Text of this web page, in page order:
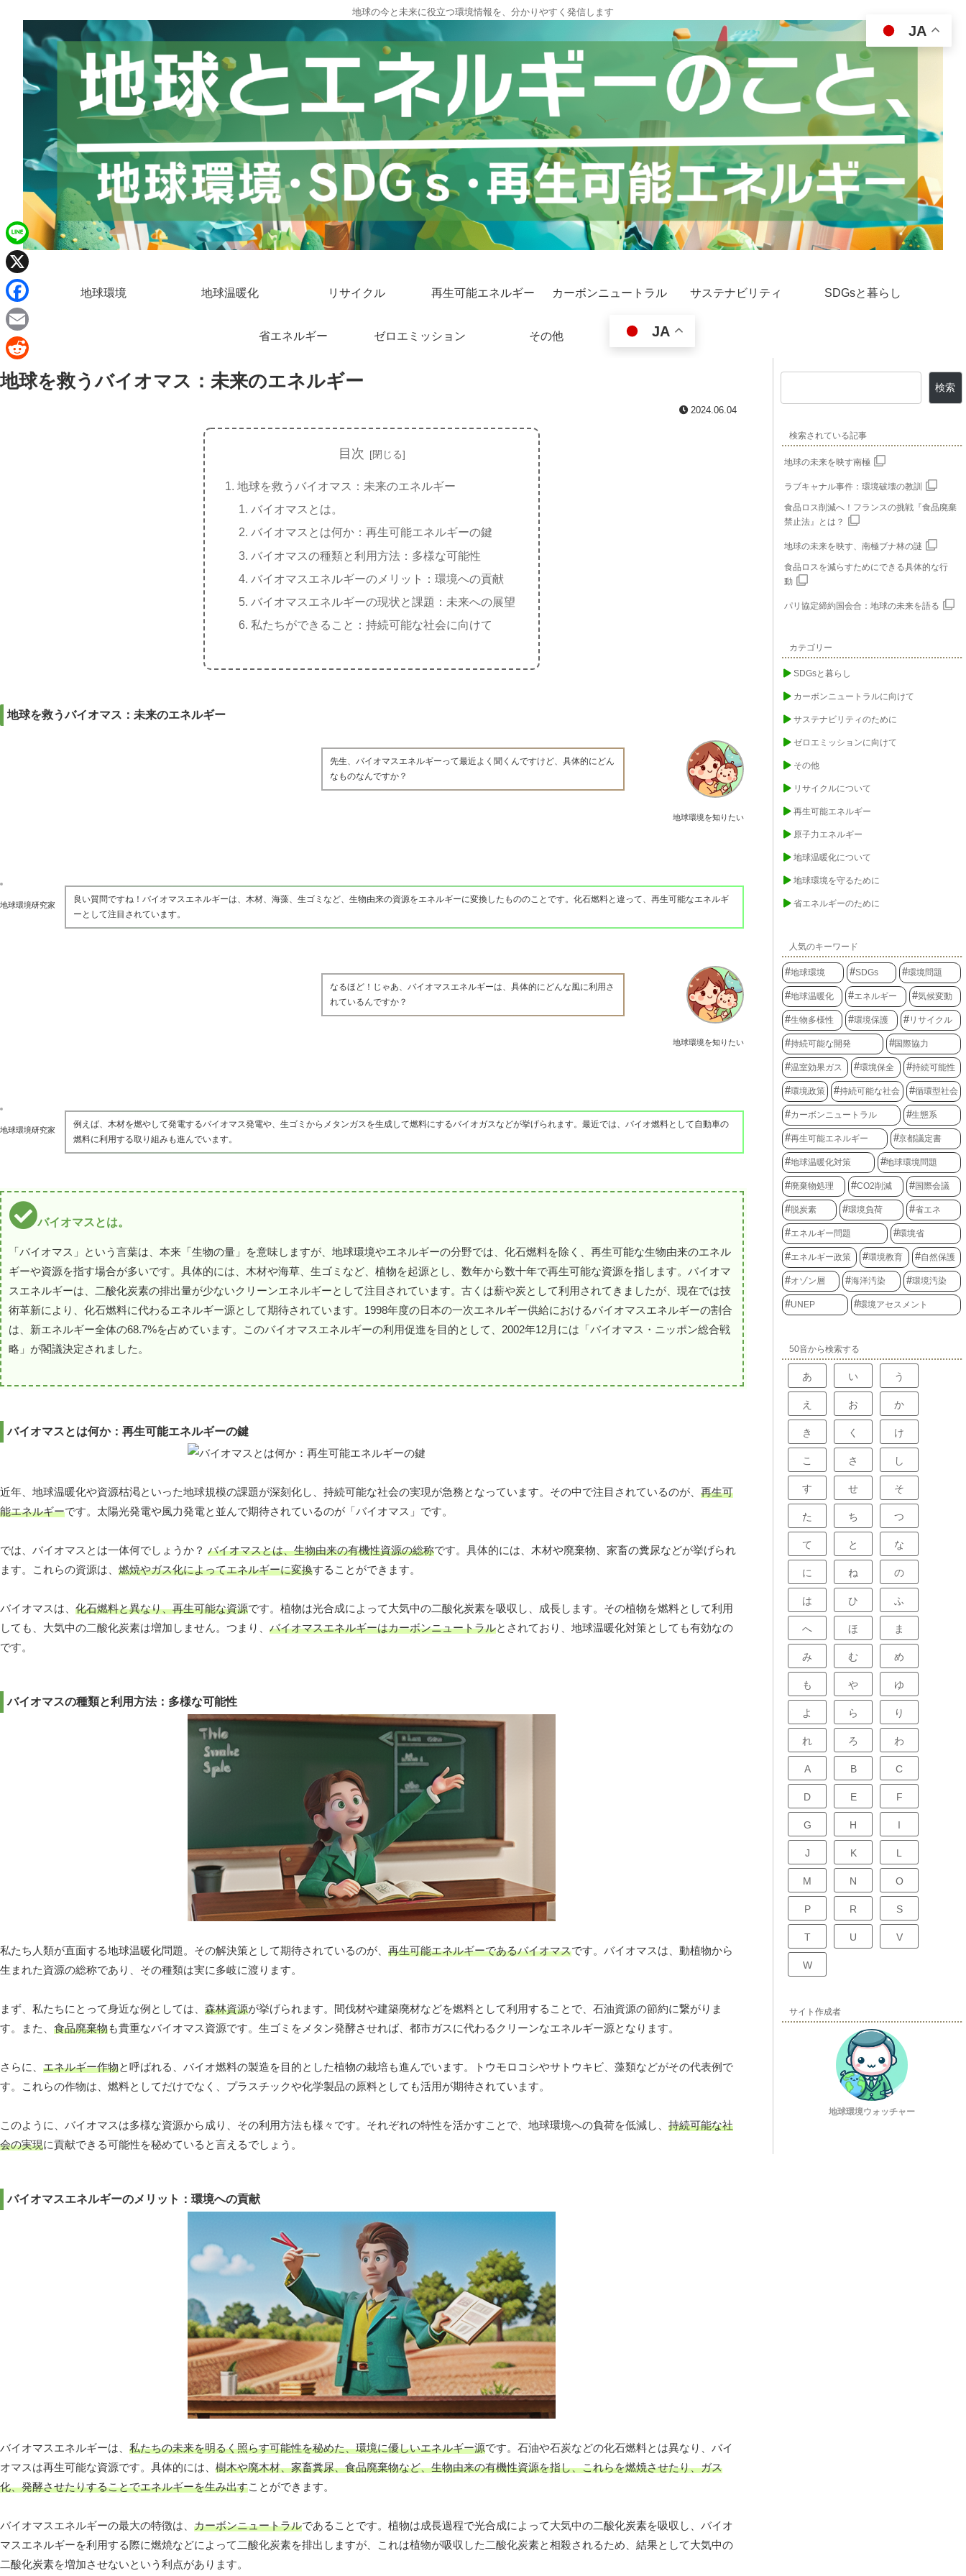
地球の今と未来に役立つ環境情報を、分かりやすく発信します
地球環境 地球温暖化 リサイクル 再生可能エネルギー カーボンニュートラル サステナビリティ SDGsと暮らし
省エネルギー ゼロエミッション その他 JA
地球を救うバイオマス：未来のエネルギー
2024.06.04
目次
地球を救うバイオマス：未来のエネルギー
バイオマスとは。
バイオマスとは何か：再生可能エネルギーの鍵
バイオマスの種類と利用方法：多様な可能性
バイオマスエネルギーのメリット：環境への貢献
バイオマスエネルギーの現状と課題：未来への展望
私たちができること：持続可能な社会に向けて
地球を救うバイオマス：未来のエネルギー
地球環境を知りたい
先生、バイオマスエネルギーって最近よく聞くんですけど、具体的にどん
なものなんですか？
地球環境研究家
良い質問ですね！バイオマスエネルギーは、木材、海藻、生ゴミなど、生物由来の資源をエネルギーに変換したもののことです。化石燃料と違って、再生可能なエネルギ
ーとして注目されています。
地球環境を知りたい
なるほど！じゃあ、バイオマスエネルギーは、具体的にどんな風に利用さ
れているんですか？
地球環境研究家
例えば、木材を燃やして発電するバイオマス発電や、生ゴミからメタンガスを生成して燃料にするバイオガスなどが挙げられます。最近では、バイオ燃料として自動車の
燃料に利用する取り組みも進んでいます。
バイオマスとは。
「バイオマス」という言葉は、本来「生物の量」を意味しますが、地球環境やエネルギーの分野では、化石燃料を除く、再生可能な生物由来のエネル
ギーや資源を指す場合が多いです。具体的には、木材や海草、生ゴミなど、植物を起源とし、数年から数十年で再生可能な資源を指します。バイオマ
スエネルギーは、二酸化炭素の排出量が少ないクリーンエネルギーとして注目されています。古くは薪や炭として利用されてきましたが、現在では技
術革新により、化石燃料に代わるエネルギー源として期待されています。1998年度の日本の一次エネルギー供給におけるバイオマスエネルギーの割合
は、新エネルギー全体の68.7%を占めています。このバイオマスエネルギーの利用促進を目的として、2002年12月には「バイオマス・ニッポン総合戦
略」が閣議決定されました。
バイオマスとは何か：再生可能エネルギーの鍵
近年、地球温暖化や資源枯渇といった地球規模の課題が深刻化し、持続可能な社会の実現が急務となっています。その中で注目されているのが、 再生可
能エネルギーです。太陽光発電や風力発電と並んで期待されているのが「バイオマス」です。
では、バイオマスとは一体何でしょうか？ バイオマスとは、生物由来の有機性資源の総称です。具体的には、木材や廃棄物、家畜の糞尿などが挙げられ
ます。これらの資源は、 燃焼やガス化によってエネルギーに変換することができます。
バイオマスは、 化石燃料と異なり、再生可能な資源です。植物は光合成によって大気中の二酸化炭素を吸収し、成長します。その植物を燃料として利用
しても、大気中の二酸化炭素は増加しません。つまり、 バイオマスエネルギーはカーボンニュートラルとされており、地球温暖化対策としても有効なの
です。
バイオマスの種類と利用方法：多様な可能性
私たち人類が直面する地球温暖化問題。その解決策として期待されているのが、 再生可能エネルギーであるバイオマスです。バイオマスは、動植物から
生まれた資源の総称であり、その種類は実に多岐に渡ります。
まず、私たちにとって身近な例としては、 森林資源が挙げられます。間伐材や建築廃材などを燃料として利用することで、石油資源の節約に繋がりま
す。また、 食品廃棄物も貴重なバイオマス資源です。生ゴミをメタン発酵させれば、都市ガスに代わるクリーンなエネルギー源となります。
さらに、 エネルギー作物と呼ばれる、バイオ燃料の製造を目的とした植物の栽培も進んでいます。トウモロコシやサトウキビ、藻類などがその代表例で
す。これらの作物は、燃料としてだけでなく、プラスチックや化学製品の原料としても活用が期待されています。
このように、バイオマスは多様な資源から成り、その利用方法も様々です。それぞれの特性を活かすことで、地球環境への負荷を低減し、 持続可能な社
会の実現に貢献できる可能性を秘めていると言えるでしょう。
バイオマスエネルギーのメリット：環境への貢献
バイオマスエネルギーは、 私たちの未来を明るく照らす可能性を秘めた、環境に優しいエネルギー源です。石油や石炭などの化石燃料とは異なり、バイ
オマスは再生可能な資源です。具体的には、 樹木や廃木材、家畜糞尿、食品廃棄物など、生物由来の有機性資源を指し、これらを燃焼させたり、ガス
化、発酵させたりすることでエネルギーを生み出すことができます。
バイオマスエネルギーの最大の特徴は、 カーボンニュートラルであることです。植物は成長過程で光合成によって大気中の二酸化炭素を吸収し、バイオ
マスエネルギーを利用する際に燃焼などによって二酸化炭素を排出しますが、これは植物が吸収した二酸化炭素と相殺されるため、結果として大気中の
二酸化炭素を増加させないという利点があります。
検索
検索されている記事
地球の未来を映す南極
ラブキャナル事件：環境破壊の教訓
食品ロス削減へ！フランスの挑戦『食品廃棄
禁止法』とは？
地球の未来を映す、南極ブナ林の謎
食品ロスを減らすためにできる具体的な行
動
パリ協定締約国会合：地球の未来を語る
カテゴリー
SDGsと暮らし
カーボンニュートラルに向けて
サステナビリティのために
ゼロエミッションに向けて
その他
リサイクルについて
再生可能エネルギー
原子力エネルギー
地球温暖化について
地球環境を守るために
省エネルギーのために
人気のキーワード
地球環境 SDGs 環境問題
地球温暖化 エネルギー 気候変動
生物多様性 環境保護 リサイクル
持続可能な開発 国際協力
温室効果ガス 環境保全 持続可能性
環境政策 持続可能な社会 循環型社会
カーボンニュートラル 生態系
再生可能エネルギー 京都議定書
地球温暖化対策 地球環境問題
廃棄物処理 CO2削減 国際会議
脱炭素 環境負荷 省エネ
エネルギー問題 環境省
エネルギー政策 環境教育 自然保護
オゾン層 海洋汚染 環境汚染
UNEP 環境アセスメント
50音から検索する
あ い う
え お か
き く け
こ さ し
す せ そ
た ち つ
て と な
に ね の
は ひ ふ
へ ほ ま
み む め
も や ゆ
よ ら り
れ ろ わ
A B C
D E F
G H I
J K L
M N O
P R S
T U V
W
サイト作成者
地球環境ウォッチャー
L
n
e
X
F
a
c
e
E
a
R
e
JA